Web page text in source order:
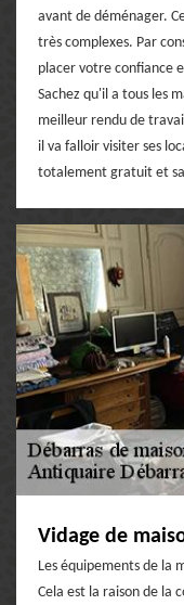
avant de déménager.
très complexes. Par
placer votre confiance
Sachez qu'il a tous les
meilleur rendu de
il va falloir visiter ses
totalement gratuit et
Vidage de
Les équipements de la
Cela est la raison de la